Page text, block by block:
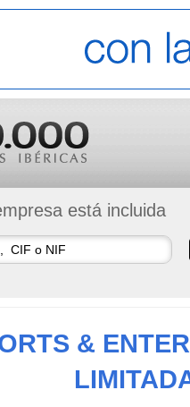
está incluida
&